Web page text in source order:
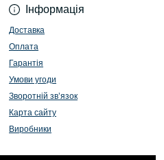
Інформація
Доставка
Оплата
Гарантія
Умови угоди
Зворотній зв’язок
Карта сайту
Виробники